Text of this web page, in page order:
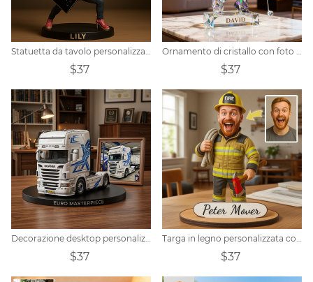
Statuetta da tavolo personalizzata con ritratto di chitarrista
$37
Ornamento di cristallo con foto personalizzata
$37
Decorazione desktop personalizzata con foto realistica di un'auto
$37
Targa in legno personalizzata con ritratto di vigile del fuoco
$37